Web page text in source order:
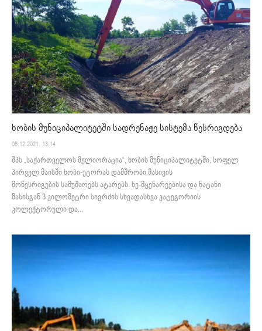
ხობის მუნიციპალიტეტში სადრენაჟე სისტემა წესრიგდება
08.12.2021. 13:14
შპს „საქართველოს მელიორაცია“, ხობის მუნიციპალიტეტში, სოფელ
პირველ მაისში ხობი-უტორას დამშრობი მასივის
მოწესრიგების სამუშაოებს ატარებს. ხე-მცენარეებისა და ნატანი
მასისგან 3 კილომეტრი სიგრძის სხვადასხვა კატეგორიის
კოლექტორული და...